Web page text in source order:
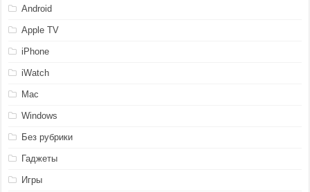
Android
Apple TV
iPhone
iWatch
Mac
Windows
Без рубрики
Гаджеты
Игры